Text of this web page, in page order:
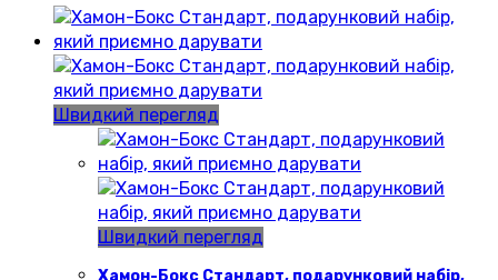
Швидкий перегляд
Швидкий перегляд
Хамон-Бокс Стандарт, подарунковий набір,